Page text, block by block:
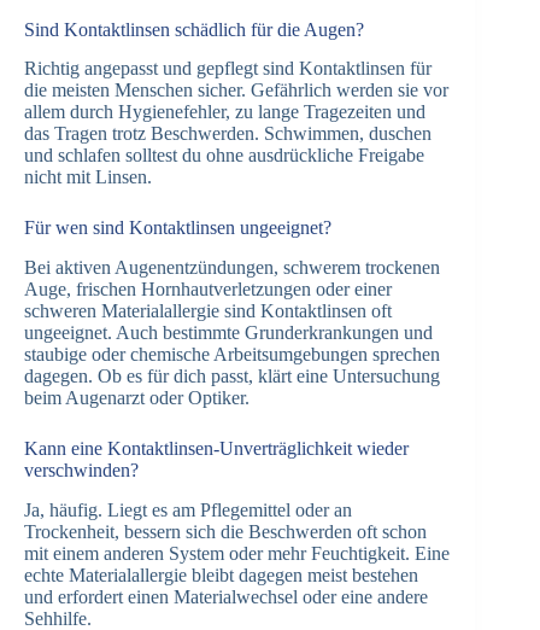
Sind Kontaktlinsen schädlich für die Augen?
Richtig angepasst und gepflegt sind Kontaktlinsen für
die meisten Menschen sicher. Gefährlich werden sie vor
allem durch Hygienefehler, zu lange Tragezeiten und
das Tragen trotz Beschwerden. Schwimmen, duschen
und schlafen solltest du ohne ausdrückliche Freigabe
nicht mit Linsen.
Für wen sind Kontaktlinsen ungeeignet?
Bei aktiven Augenentzündungen, schwerem trockenen
Auge, frischen Hornhautverletzungen oder einer
schweren Materialallergie sind Kontaktlinsen oft
ungeeignet. Auch bestimmte Grunderkrankungen und
staubige oder chemische Arbeitsumgebungen sprechen
dagegen. Ob es für dich passt, klärt eine Untersuchung
beim Augenarzt oder Optiker.
Kann eine Kontaktlinsen-Unverträglichkeit wieder
verschwinden?
Ja, häufig. Liegt es am Pflegemittel oder an
Trockenheit, bessern sich die Beschwerden oft schon
mit einem anderen System oder mehr Feuchtigkeit. Eine
echte Materialallergie bleibt dagegen meist bestehen
und erfordert einen Materialwechsel oder eine andere
Sehhilfe.